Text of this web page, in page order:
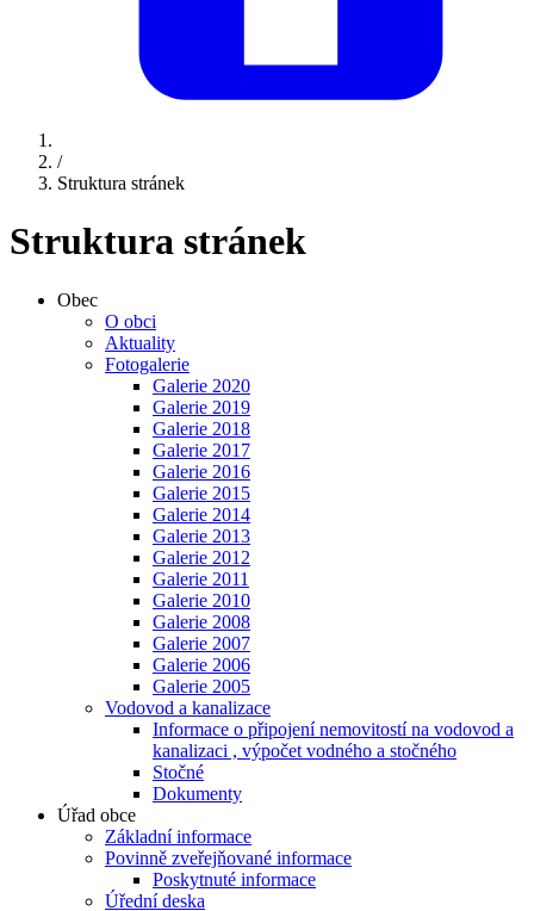
/
Struktura stránek
Struktura stránek
Obec
O obci
Aktuality
Fotogalerie
Galerie 2020
Galerie 2019
Galerie 2018
Galerie 2017
Galerie 2016
Galerie 2015
Galerie 2014
Galerie 2013
Galerie 2012
Galerie 2011
Galerie 2010
Galerie 2008
Galerie 2007
Galerie 2006
Galerie 2005
Vodovod a kanalizace
Informace o připojení nemovitostí na vodovod a
kanalizaci , výpočet vodného a stočného
Stočné
Dokumenty
Úřad obce
Základní informace
Povinně zveřejňované informace
Poskytnuté informace
Úřední deska